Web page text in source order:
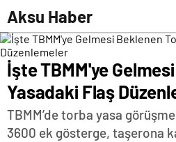
Aksu Haber
İşte TBMM'ye
Yasadaki Flaş
TBMM’de torba yasa
3600 ek gösterge, taşerona